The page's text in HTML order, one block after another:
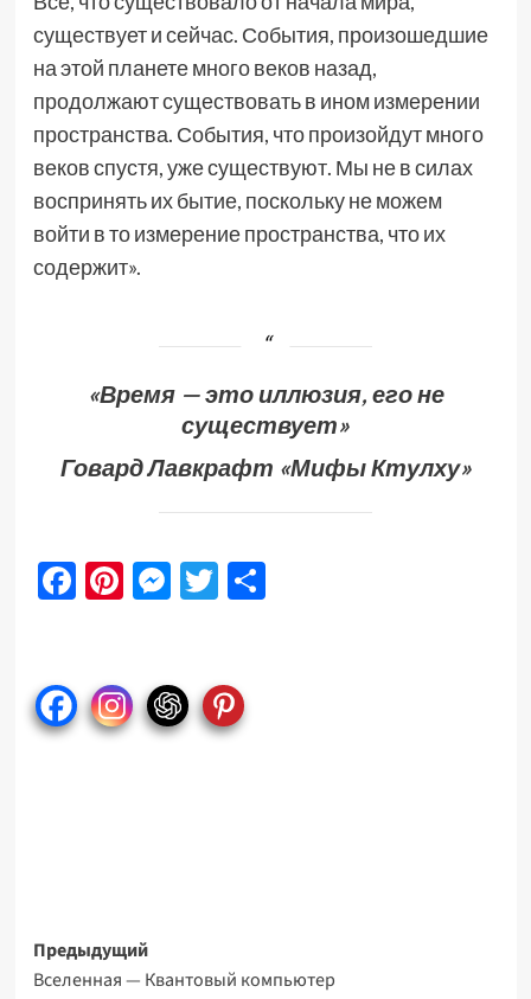
существует и сейчас. События, произошедшие
на этой планете много веков назад,
продолжают существовать в ином измерении
пространства. События, что произойдут много
веков спустя, уже существуют. Мы не в силах
воспринять их бытие, поскольку не можем
войти в то измерение пространства, что их
содержит».
«Время — это иллюзия, его не
существует»
Говард Лавкрафт «Мифы Ктулху»
Facebook
Pinterest
Messenger
Twitter
Отправить
Навигация
Предыдущий
Вселенная — Квантовый компьютер